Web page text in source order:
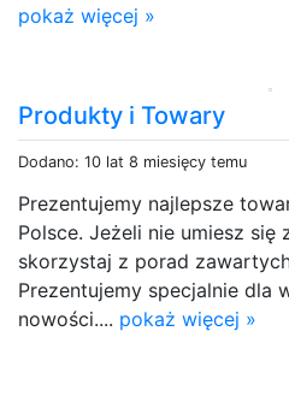
pokaż więcej »
Produkty i Towary
Dodano: 10 lat 8 miesięcy temu
Prezentujemy najlepsze
Polsce. Jeżeli nie umiesz
skorzystaj z porad
Prezentujemy specjalnie dla
nowości.... pokaż więcej »